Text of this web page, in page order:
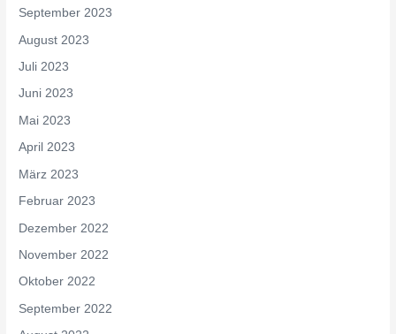
September 2023
August 2023
Juli 2023
Juni 2023
Mai 2023
April 2023
März 2023
Februar 2023
Dezember 2022
November 2022
Oktober 2022
September 2022